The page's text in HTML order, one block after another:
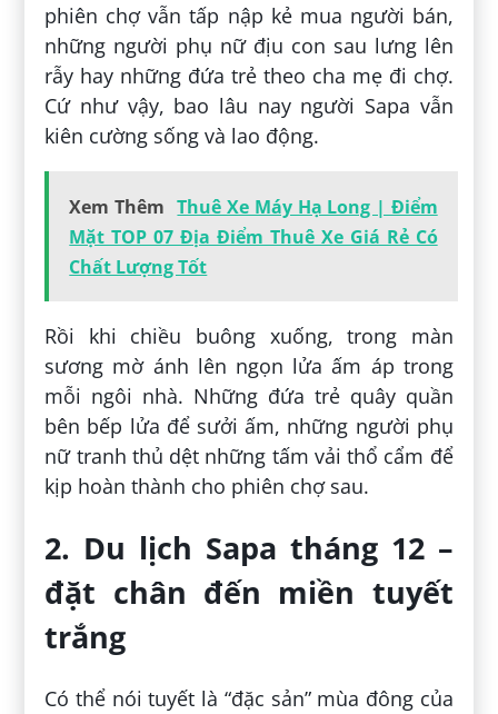
phiên chợ vẫn tấp nập kẻ mua người bán,
những người phụ nữ địu con sau lưng lên
rẫy hay những đứa trẻ theo cha mẹ đi chợ.
Cứ như vậy, bao lâu nay người Sapa vẫn
kiên cường sống và lao động.
Xem Thêm Thuê Xe Máy Hạ Long | Điểm
Mặt TOP 07 Địa Điểm Thuê Xe Giá Rẻ Có
Chất Lượng Tốt
Rồi khi chiều buông xuống, trong màn
sương mờ ánh lên ngọn lửa ấm áp trong
mỗi ngôi nhà. Những đứa trẻ quây quần
bên bếp lửa để sưởi ấm, những người phụ
nữ tranh thủ dệt những tấm vải thổ cẩm để
kịp hoàn thành cho phiên chợ sau.
2. Du lịch Sapa tháng 12 –
đặt chân đến miền tuyết
trắng
Có thể nói tuyết là “đặc sản” mùa đông của